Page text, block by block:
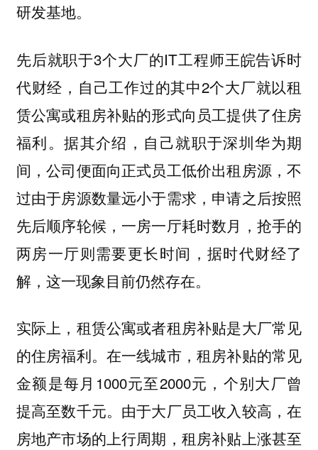
研发基地。
先后就职于3个大厂的IT工程师王皖告诉时
代财经，自己工作过的其中2个大厂就以租
赁公寓或租房补贴的形式向员工提供了住房
福利。据其介绍，自己就职于深圳华为期
间，公司便面向正式员工低价出租房源，不
过由于房源数量远小于需求，申请之后按照
先后顺序轮候，一房一厅耗时数月，抢手的
两房一厅则需要更长时间，据时代财经了
解，这一现象目前仍然存在。
实际上，租赁公寓或者租房补贴是大厂常见
的住房福利。在一线城市，租房补贴的常见
金额是每月1000元至2000元，个别大厂曾
提高至数千元。由于大厂员工收入较高，在
房地产市场的上行周期，租房补贴上涨甚至